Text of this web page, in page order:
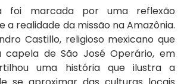
foi marcada por uma reflexão
a realidade da missão na Amazônia.
Castillo, religioso mexicano que
capela de São José Operário, em
uma história que ilustra a